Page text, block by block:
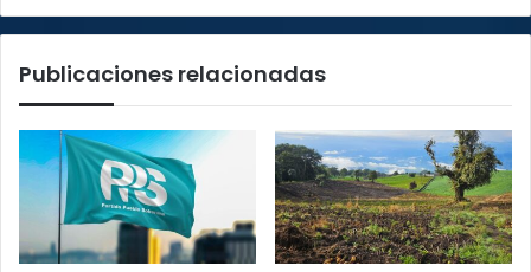
combustibles
Publicaciones relacionadas